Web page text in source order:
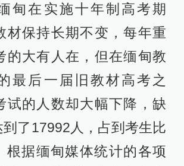
甸在实施十年制高考期
材保持长期不变，每年重
的大有人在，但在缅甸教
最后一届旧教材高考之
试的人数却大幅下降，缺
了17992人，占到考生比
根据缅甸媒体统计的各项